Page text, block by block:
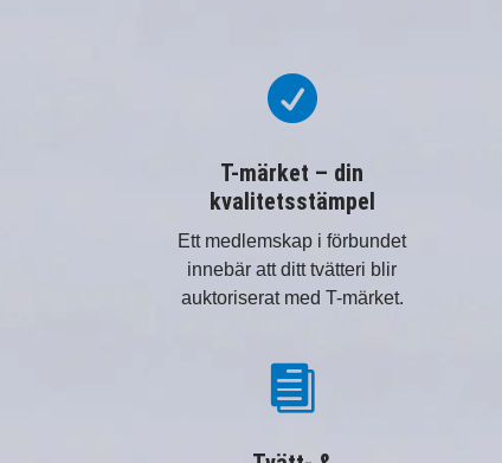

T-märket – din
kvalitetsstämpel
Ett medlemskap i förbundet
innebär att ditt tvätteri blir
auktoriserat med T-märket.
